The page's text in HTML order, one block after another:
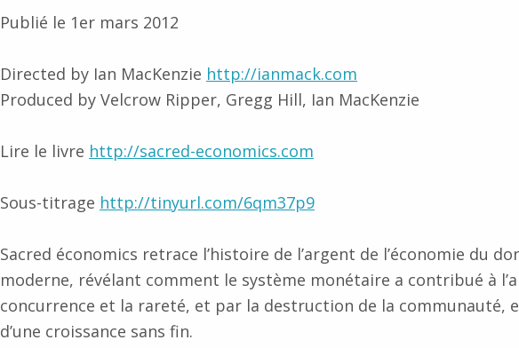
Publié le 1er mars 2012
Directed by Ian MacKenzie http://ianmack.com
Produced by Velcrow Ripper, Gregg Hill, Ian MacKenzie
Lire le livre http://sacred-economics.com
Sous-titrage http://tinyurl.com/6qm37p9
Sacred économics retrace l’histoire de l’argent de l’économie du
moderne, révélant comment le système monétaire a contribué à
concurrence et la rareté, et par la destruction de la communauté,
d’une croissance sans fin.